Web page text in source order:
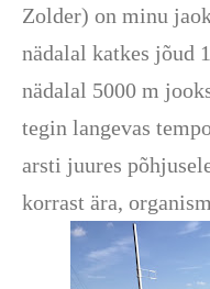
Zolder) on minu
nädalal katkes jõud
nädalal 5000 m
tegin langevas
arsti juures
korrast ära,